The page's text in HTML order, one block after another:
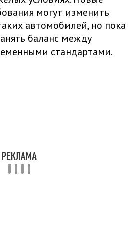
могут изменить
автомобилей, но пока
баланс между
стандартами.